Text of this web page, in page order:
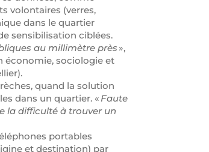
volontaires (verres,
dans le quartier
sensibilisation ciblées.
au millimètre près »,
économie, sociologie et
quand la solution
dans un quartier. « Faute
la difficulté à trouver un
portables
et destination) par